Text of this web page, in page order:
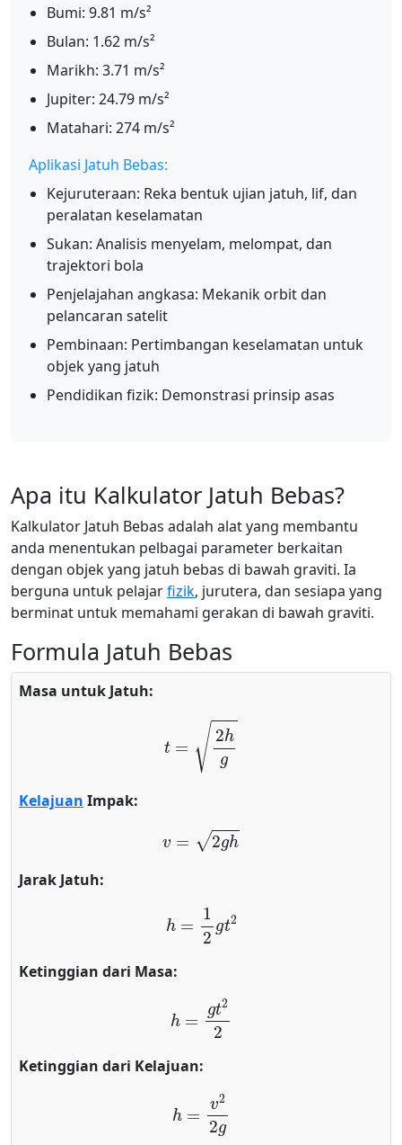
Bumi: 9.81 m/s²
Bulan: 1.62 m/s²
Marikh: 3.71 m/s²
Jupiter: 24.79 m/s²
Matahari: 274 m/s²
Aplikasi Jatuh Bebas:
Kejuruteraan: Reka bentuk ujian jatuh, lif, dan
peralatan keselamatan
Sukan: Analisis menyelam, melompat, dan
trajektori bola
Penjelajahan angkasa: Mekanik orbit dan
pelancaran satelit
Pembinaan: Pertimbangan keselamatan untuk
objek yang jatuh
Pendidikan fizik: Demonstrasi prinsip asas
Apa itu Kalkulator Jatuh Bebas?
Kalkulator Jatuh Bebas adalah alat yang membantu
anda menentukan pelbagai parameter berkaitan
dengan objek yang jatuh bebas di bawah graviti. Ia
berguna untuk pelajarfizik, jurutera, dan sesiapa yang
berminat untuk memahami gerakan di bawah graviti.
Formula Jatuh Bebas
Masa untuk Jatuh:
hg
Kelajuan Impak:
gh
Jarak Jatuh:
2g
Ketinggian dari Masa:
22
Ketinggian dari Kelajuan:
2g